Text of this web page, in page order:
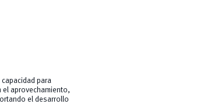
para
el aprovechamiento,
el desarrollo